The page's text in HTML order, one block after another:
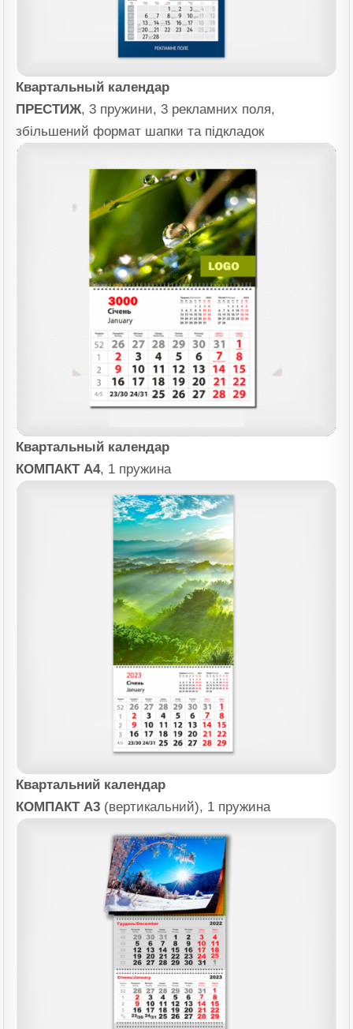
Квартальный календар
ПРЕСТИЖ, 3 пружини, 3 рекламних поля,
збільшений формат шапки та підкладок
Квартальный календар
КОМПАКТ А4, 1 пружина
Квартальний календар
КОМПАКТ А3 (вертикальний), 1 пружина